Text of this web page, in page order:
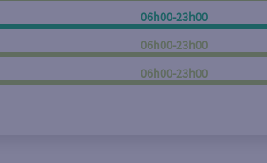
06h00-23h00
06h00-23h00
06h00-23h00